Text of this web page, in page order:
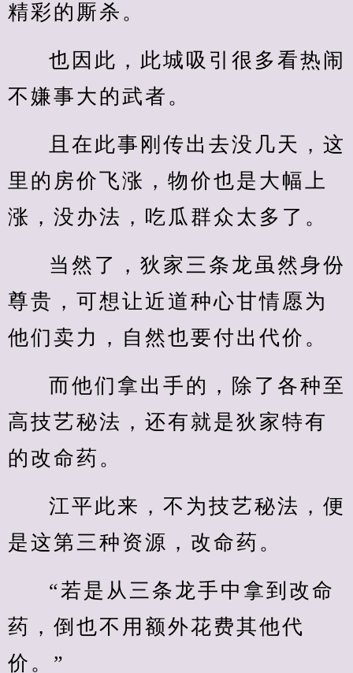
精彩的厮杀。
也因此，此城吸引很多看热闹
不嫌事大的武者。
且在此事刚传出去没几天，这
里的房价飞涨，物价也是大幅上
涨，没办法，吃瓜群众太多了。
当然了，狄家三条龙虽然身份
尊贵，可想让近道种心甘情愿为
他们卖力，自然也要付出代价。
而他们拿出手的，除了各种至
高技艺秘法，还有就是狄家特有
的改命药。
江平此来，不为技艺秘法，便
是这第三种资源，改命药。
“若是从三条龙手中拿到改命
药，倒也不用额外花费其他代
价。”